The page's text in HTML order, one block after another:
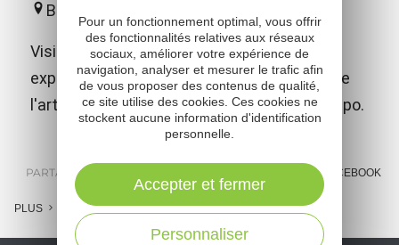
Belcastel
Visite du château médiéval et de son
exposition "Ce que le temps n'efface pas" de
l'artiste peintre contemporain Emmanuel Flipo.
PARTAGER : FACEBOOK
PLUS
Pour un fonctionnement optimal, vous offrir
des fonctionnalités relatives aux réseaux
sociaux, améliorer votre expérience de
navigation, analyser et mesurer le trafic afin
de vous proposer des contenus de qualité,
ce site utilise des cookies. Ces cookies ne
stockent aucune information d'identification
personnelle.
Personnaliser
Accepter et fermer